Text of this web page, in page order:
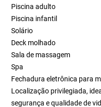
Piscina adulto
Piscina infantil
Solário
Deck molhado
Sala de massagem
Spa
Fechadura eletrônica para
Localização privilegiada,
segurança e qualidade de